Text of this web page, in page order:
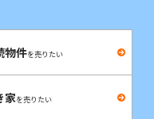
物件を売りたい
家を売りたい